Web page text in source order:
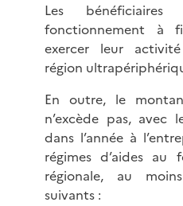
Les
fonctionnement à
exercer leur
région
En outre, le
n’excède pas, avec
dans l’année à
régimes d’aides au
régionale, au
suivants :